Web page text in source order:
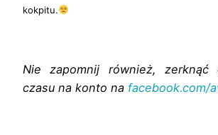
kokpitu.
Nie zapomnij również,
czasu na konto na facebook.com/